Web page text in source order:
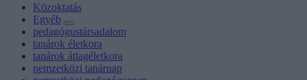
Közoktatás
Egyéb
pedagógustársadalom
tanárok életkora
tanárok átlagéletkora
nemzetközi tanárnap